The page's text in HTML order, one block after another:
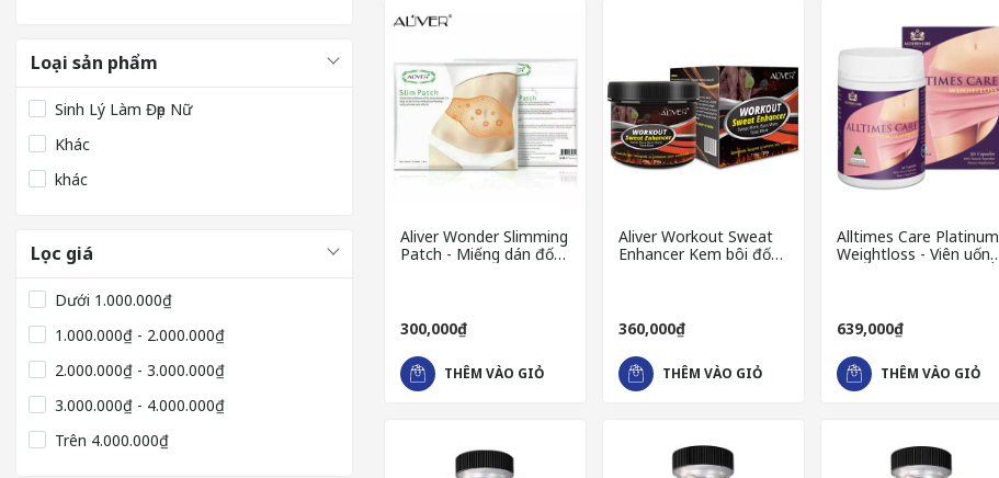
Loại sản phẩm
Sinh Lý Làm Đẹp Nữ
Khác
khác
Lọc giá
Dưới 1.000.000₫
1.000.000₫ - 2.000.000₫
2.000.000₫ - 3.000.000₫
3.000.000₫ - 4.000.000₫
Trên 4.000.000₫
Aliver Wonder Slimming
Patch - Miếng dán đốt
300,000₫
THÊM VÀO GIỎ
Aliver Workout Sweat
Enhancer Kem bôi đốt
360,000₫
THÊM VÀO GIỎ
Alltimes Care Platinum
Weightloss - Viên uống
639,000₫
THÊM VÀO GIỎ